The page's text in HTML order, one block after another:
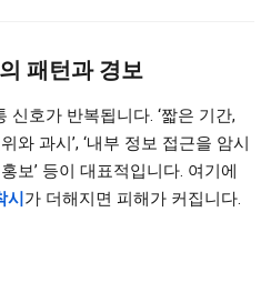
패턴과 경보
호가 반복됩니다. ‘짧은 기간,
와 과시’, ‘내부 정보 접근을 암시
보’ 등이 대표적입니다. 여기에
가 더해지면 피해가 커집니다.